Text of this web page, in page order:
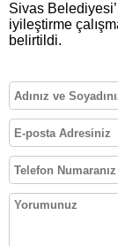
Sivas
iyileştirme
belirtildi.